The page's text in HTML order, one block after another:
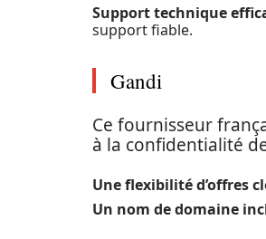
Support technique
support fiable.
Gandi
Ce fournisseur
à la confidentialité
Une flexibilité d’offres
Un nom de domaine